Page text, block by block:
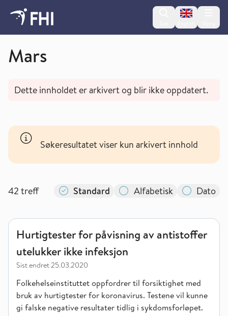
Change
Koronaviruset - arkiverte nyheter fra 2020
Mars
Dette innholdet er arkivert og blir ikke oppdatert.
Søkeresultatet viser kun arkivert innhold
42 treff Standard Alfabetisk Dato
Hurtigtester for påvisning av antistoffer utelukker ikke
Hurtigtester for påvisning av antistoffer
utelukker ikke infeksjon
Sist endret25.03.2020
Folkehelseinstituttet oppfordrer til forsiktighet med
bruk av hurtigtester for koronavirus. Testene vil kunne
gi falske negative resultater tidlig i sykdomsforløpet.